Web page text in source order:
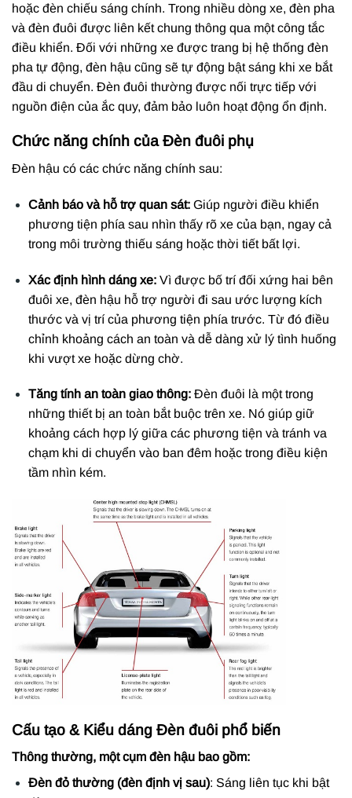
hoặc đèn chiếu sáng chính. Trong nhiều dòng xe, đèn pha
và đèn đuôi được liên kết chung thông qua một công tắc
điều khiển. Đối với những xe được trang bị hệ thống đèn
pha tự động, đèn hậu cũng sẽ tự động bật sáng khi xe bắt
đầu di chuyển. Đèn đuôi thường được nối trực tiếp với
nguồn điện của ắc quy, đảm bảo luôn hoạt động ổn định.
Chức năng chính của Đèn đuôi phụ
Đèn hậu có các chức năng chính sau:
Cảnh báo và hỗ trợ quan sát: Giúp người điều khiển
phương tiện phía sau nhìn thấy rõ xe của bạn, ngay cả
trong môi trường thiếu sáng hoặc thời tiết bất lợi.
Xác định hình dáng xe: Vì được bố trí đối xứng hai bên
đuôi xe, đèn hậu hỗ trợ người đi sau ước lượng kích
thước và vị trí của phương tiện phía trước. Từ đó điều
chỉnh khoảng cách an toàn và dễ dàng xử lý tình huống
khi vượt xe hoặc dừng chờ.
Tăng tính an toàn giao thông: Đèn đuôi là một trong
những thiết bị an toàn bắt buộc trên xe. Nó giúp giữ
khoảng cách hợp lý giữa các phương tiện và tránh va
chạm khi di chuyển vào ban đêm hoặc trong điều kiện
tầm nhìn kém.
Cấu tạo & Kiểu dáng Đèn đuôi phổ biến
Thông thường, một cụm đèn hậu bao gồm:
Đèn đỏ thường (đèn định vị sau): Sáng liên tục khi bật